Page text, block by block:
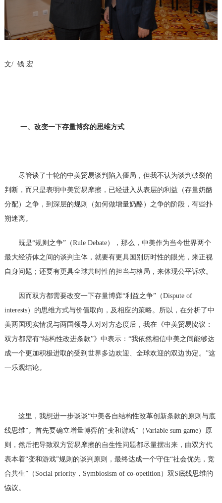
文/ 钱 宏
一、改变一下存量博弈的思维方式
尽管谈了十轮的中美贸易谈判陷入僵局，但我不认为谈判破裂的
判断，而只是表明中美贸易摩擦，已经进入从表层的利益（存量奶酪
分配）之争，到深层的规则（如何做增量奶酪）之争的阶段，有些扑
朔迷离。
既是“规则之争”（Rule Debate），那么，中美作为当今世界两个
最大经济体之间的谈判主体，就要有更具国别历时性的眼光，来正视
自身问题；还要有更具全球共时性的担当与格局，来体现公平诉求。
因而双方都需要改变一下存量博弈“利益之争”（Dispute of
interests）的思维方式与价值取向，及相应的策略。所以，在分析了中
美两国现实情况与两国领导人对对方态度后，我在《中美贸易恊议：
双方都需有“结构性改进条款”》中表示：“我依然相信中美之间能够达
成一个更加积极进取的受到世界多边欢迎、全球欢迎的双边协定。”这
一乐观结论。
这里，我想进一步谈谈“中美各自结构性改革创新条款的原则与底
线思维”。首先要确立增量博弈的“变和游戏”（Variable sum game）原
则，然后把导致双方贸易摩擦的自生性问题都尽量摆出来，由双方代
表本着“变和游戏”规则的谈判原则，最终达成一个守住“社会优先，竞
合共生”（ Social priority， Symbiosism of co-opetition）双 S底线思维的
恊议。